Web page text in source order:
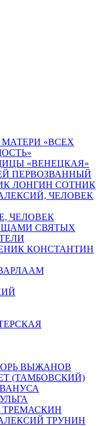
«ВСЕХ
«ВЕНЕЦКАЯ»
ПЕРВОЗВАННЫЙ
ЛОНГИН СОТНИК
ЧЕЛОВЕК
ЧЕЛОВЕК
СВЯТЫХ
КОНСТАНТИН
ВЫЖАНОВ
(ТАМБОВСКИЙ)
ТРЕМАСКИН
ТРУНИН